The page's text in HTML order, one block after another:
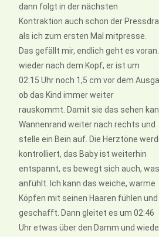
dann folgt in der nächsten
Kontraktion auch schon der
als ich zum ersten Mal mitpresse.
Das gefällt mir, endlich geht es
wieder nach dem Kopf, er ist um
02:15 Uhr noch 1,5 cm vor dem
ob das Kind immer weiter
rauskommt. Damit sie das sehen
Wannenrand weiter nach rechts und
stelle ein Bein auf. Die Herztöne
kontrolliert, das Baby ist weiterhin
entspannt, es bewegt sich auch,
anfühlt. Ich kann das weiche, warme
Köpfen mit seinen Haaren fühlen
geschafft. Dann gleitet es um 02:46
Uhr etwas über den Damm und